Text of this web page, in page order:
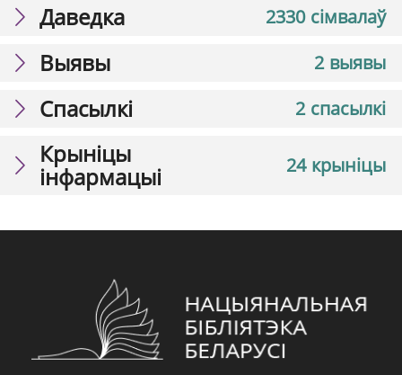
2330 сімвалаў
Даведка
2 выявы
Выявы
2 спасылкі
Спасылкі
24 крыніцы
Крыніцы
інфармацыі